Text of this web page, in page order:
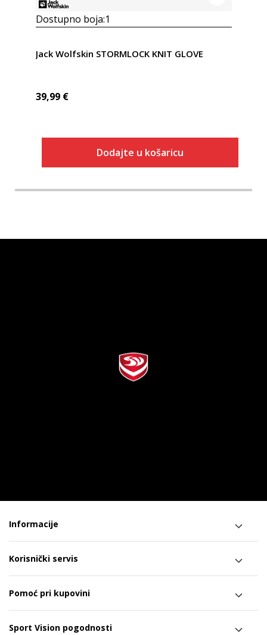
Dostupno boja:1
Jack Wolfskin STORMLOCK KNIT GLOVE
39,99 €
Dodajte u košaricu
Informacije
Korisnički servis
Pomoć pri kupovini
Sport Vision pogodnosti